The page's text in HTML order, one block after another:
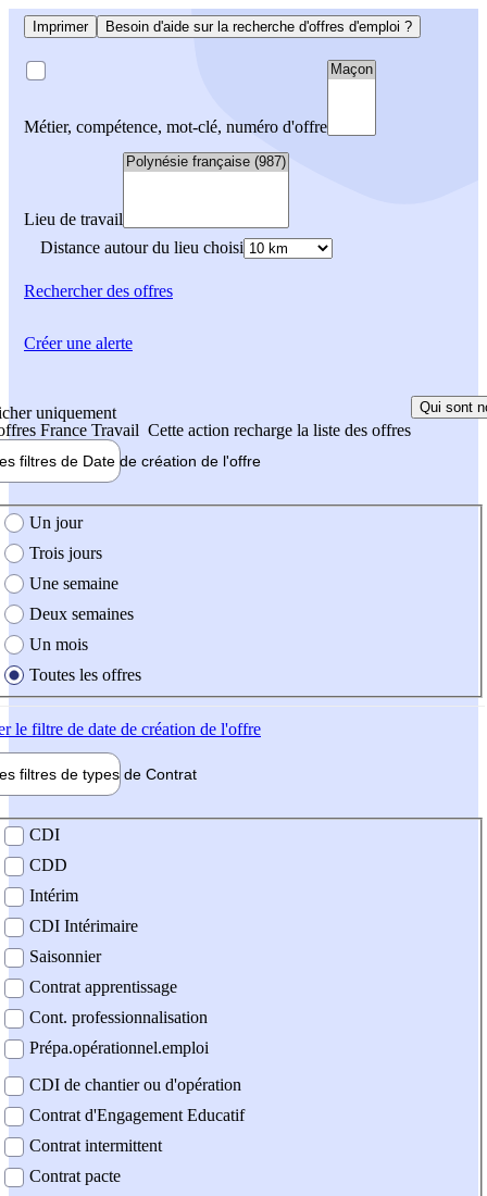
Imprimer Besoin d'aide sur la recherche d'offres d'emploi ?
Métier, compétence, mot-clé, numéro d'offre
Lieu de travail
Distance autour du lieu choisi
Rechercherdes offres
uniquement
France Travail Cette action recharge la liste des offres
Qui sont
filtres de Date de création de l'offre
création de l'offre
Un jour
Trois jours
Une semaine
Deux semaines
Un mois
Toutes les offres
le filtre de date de création de l'offre
filtres de types de Contrat
contrat
CDI
CDD
Intérim
CDI Intérimaire
Saisonnier
Contrat apprentissage
Cont. professionnalisation
Prépa.opérationnel.emploi
CDI de chantier ou d'opération
Contrat d'Engagement Educatif
Contrat intermittent
Contrat pacte
Créer une alerte